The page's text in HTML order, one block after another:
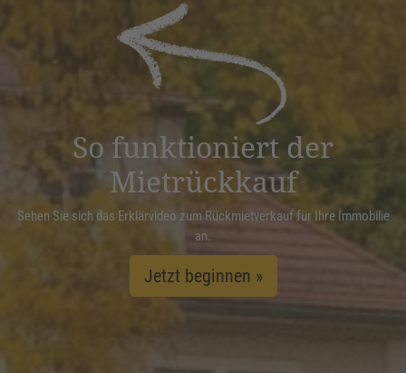
powered by
Management Platform
So funktioniert der
Mietrückkauf
Sehen Sie sich das Erklärvideo zum Rückmietverkauf für Ihre Immobilie
an.
Jetzt beginnen »